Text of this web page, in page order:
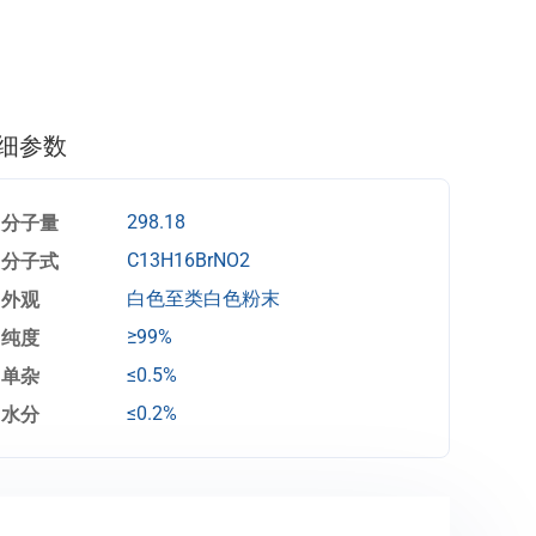
参数
分子量 298.18
分子式 C13H16BrNO2
外观 白色至类白色粉末
纯度 ≥99%
单杂 ≤0.5%
水分 ≤0.2%